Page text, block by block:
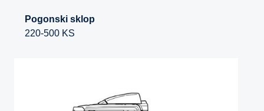
Pogonski sklop
220-500 KS